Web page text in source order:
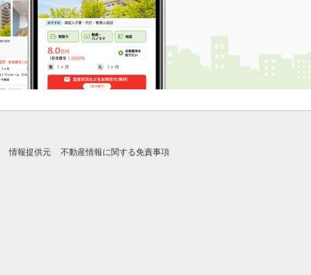
情報提供元 不動産情報に関する免責事項